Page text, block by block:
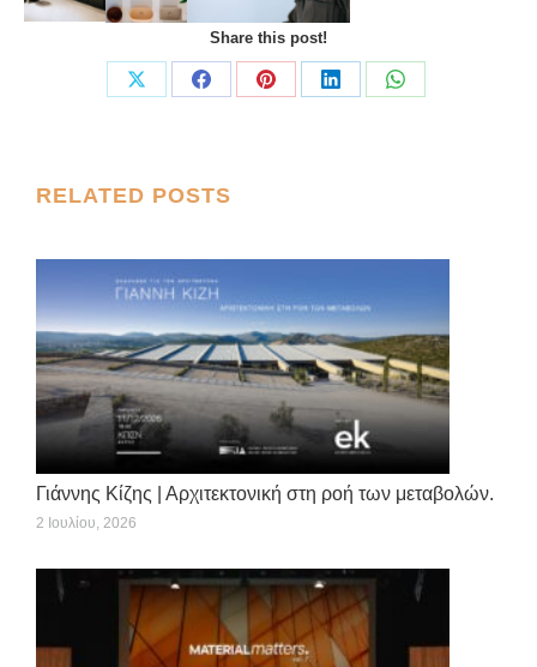
Share this post!
Share
Share
Share
Share
Share
Post
RELATED POSTS
Γιάννης Κίζης | Αρχιτεκτονική στη ροή των μεταβολών.
2 Ιουλίου, 2026